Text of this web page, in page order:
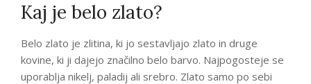
Kaj je belo zlato?
Belo zlato je zlitina, ki jo sestavljajo zlato in druge
kovine, ki ji dajejo značilno belo barvo. Najpogosteje se
uporablja nikelj, paladij ali srebro. Zlato samo po sebi